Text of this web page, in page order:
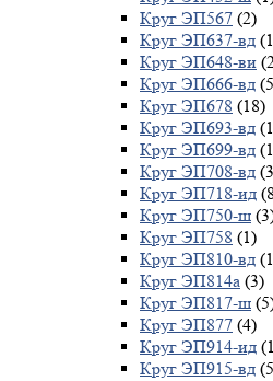
Круг ЭП567 (2)
Круг ЭП637-вд
Круг ЭП648-ви
Круг ЭП666-вд
Круг ЭП678 (18)
Круг ЭП693-вд
Круг ЭП699-вд
Круг ЭП708-вд
Круг ЭП718-ид
Круг ЭП750-ш
Круг ЭП758 (1)
Круг ЭП810-вд
Круг ЭП814а (3)
Круг ЭП817-ш
Круг ЭП877 (4)
Круг ЭП914-ид
Круг ЭП915-вд